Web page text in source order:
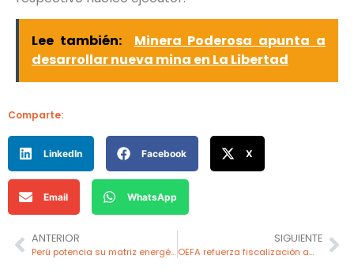
Lee también:
Minera Poderosa apunta a
desarrollar nueva mina en La Libertad
Comparte:
LinkedIn Facebook X
Email WhatsApp
ANTERIOR
Perú potencia su matriz energética con 17 centrales solares activas
SIGUIENTE
OEFA refuerza fiscalización ambiental en Talara con 78 acciones tras primer año de su oficina